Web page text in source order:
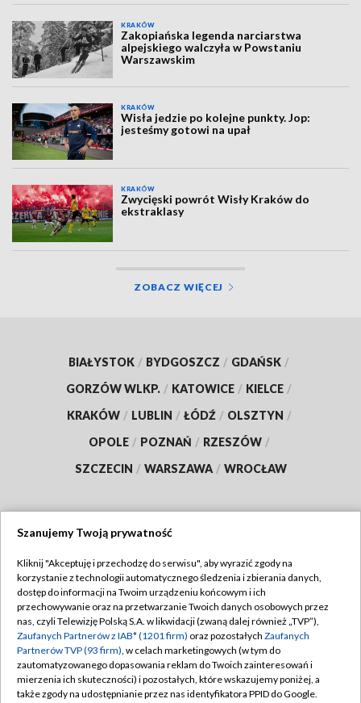
KRAKÓW
Zakopiańska legenda narciarstwa
alpejskiego walczyła w Powstaniu
Warszawskim
KRAKÓW
Wisła jedzie po kolejne punkty. Jop:
jesteśmy gotowi na upał
KRAKÓW
Zwycięski powrót Wisły Kraków do
ekstraklasy
ZOBACZ WIĘCEJ
BIAŁYSTOK / BYDGOSZCZ / GDAŃSK /
GORZÓW WLKP. / KATOWICE / KIELCE /
KRAKÓW / LUBLIN / ŁÓDŹ / OLSZTYN /
OPOLE / POZNAŃ / RZESZÓW /
SZCZECIN / WARSZAWA / WROCŁAW
TVP
Abonament TVP
Emisja w TVP
Centrum informacji TVP
Naziemna Telewizja Cyfrowa
Regulamin TVP
Polityka prywatności
Moje zgody
Pomoc
Szanujemy Twoją prywatność
Kliknij "Akceptuję i przechodzę do serwisu", aby wyrazić zgody na
korzystanie z technologii automatycznego śledzenia i zbierania danych,
dostęp do informacji na Twoim urządzeniu końcowym i ich
przechowywanie oraz na przetwarzanie Twoich danych osobowych przez
nas, czyli Telewizję Polską S.A. w likwidacji (zwaną dalej również „TVP”),
Zaufanych Partnerów z IAB* (1201 firm) oraz pozostałych Zaufanych
Partnerów TVP (93 firm), w celach marketingowych (w tym do
zautomatyzowanego dopasowania reklam do Twoich zainteresowań i
mierzenia ich skuteczności) i pozostałych, które wskazujemy poniżej, a
także zgody na udostępnianie przez nas identyfikatora PPID do Google.